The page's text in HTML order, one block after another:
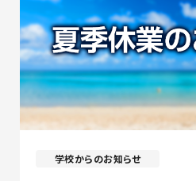
学校からのお知らせ